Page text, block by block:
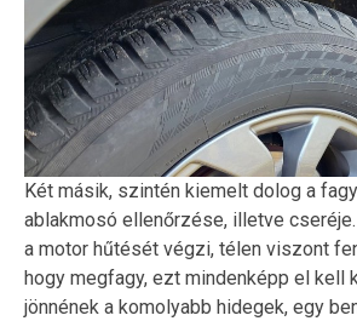
Két másik, szintén kiemelt dolog a
ablakmosó ellenőrzése, illetve
a motor hűtését végzi, télen viszont
hogy megfagy, ezt mindenképp el kell
jönnének a komolyabb hidegek, egy